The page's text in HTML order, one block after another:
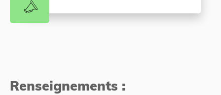
Renseignements :